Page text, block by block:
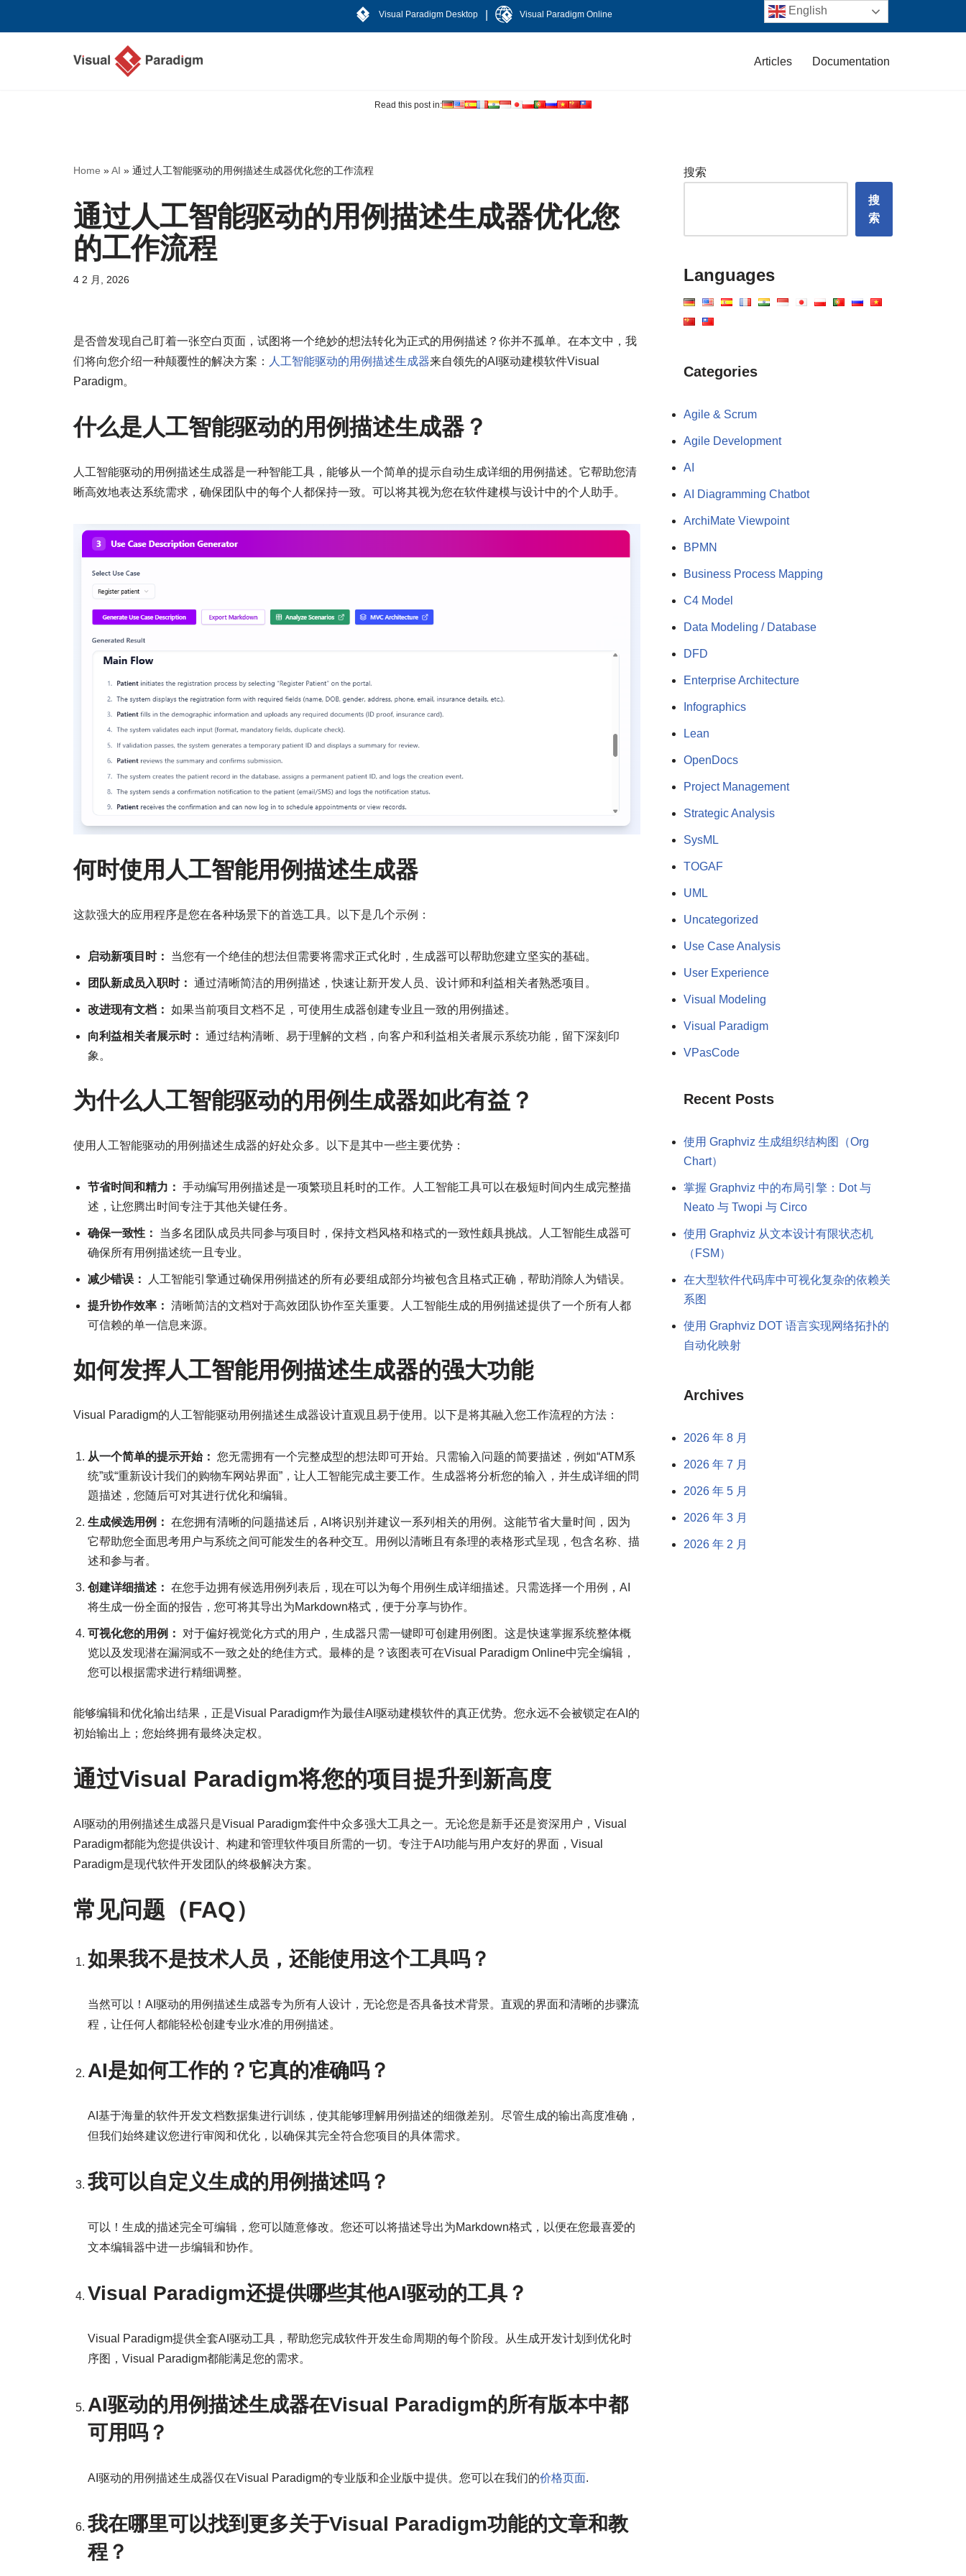
Visual Paradigm Desktop Visual Paradigm Online
Articles Documentation
Read this post in:
Home »AI » 通过人工智能驱动的用例描述生成器优化您的工作流程
通过人工智能驱动的用例描述生成器优化您
的工作流程
4 2 月, 2026
是否曾发现自己盯着一张空白页面，试图将一个绝妙的想法转化为正式的用例描述？你并不孤单。在本文中，我
们将向您介绍一种颠覆性的解决方案：
人工智能驱动的用例描述生成器来自领先的AI驱动建模软件Visual
Paradigm。
什么是人工智能驱动的用例描述生成器？
人工智能驱动的用例描述生成器是一种智能工具，能够从一个简单的提示自动生成详细的用例描述。它帮助您清
晰高效地表达系统需求，确保团队中的每个人都保持一致。可以将其视为您在软件建模与设计中的个人助手。
何时使用人工智能用例描述生成器
这款强大的应用程序是您在各种场景下的首选工具。以下是几个示例：
启动新项目时： 当您有一个绝佳的想法但需要将需求正式化时，生成器可以帮助您建立坚实的基础。
团队新成员入职时： 通过清晰简洁的用例描述，快速让新开发人员、设计师和利益相关者熟悉项目。
改进现有文档： 如果当前项目文档不足，可使用生成器创建专业且一致的用例描述。
向利益相关者展示时： 通过结构清晰、易于理解的文档，向客户和利益相关者展示系统功能，留下深刻印
象。
为什么人工智能驱动的用例生成器如此有益？
使用人工智能驱动的用例描述生成器的好处众多。以下是其中一些主要优势：
节省时间和精力： 手动编写用例描述是一项繁琐且耗时的工作。人工智能工具可以在极短时间内生成完整描
述，让您腾出时间专注于其他关键任务。
确保一致性：
当多名团队成员共同参与项目时，保持文档风格和格式的一致性颇具挑战。人工智能生成器可
确保所有用例描述统一且专业。
减少错误： 人工智能引擎通过确保用例描述的所有必要组成部分均被包含且格式正确，帮助消除人为错误。
提升协作效率： 清晰简洁的文档对于高效团队协作至关重要。人工智能生成的用例描述提供了一个所有人都
可信赖的单一信息来源。
如何发挥人工智能用例描述生成器的强大功能
Visual Paradigm的人工智能驱动用例描述生成器设计直观且易于使用。以下是将其融入您工作流程的方法：
从一个简单的提示开始： 您无需拥有一个完整成型的想法即可开始。只需输入问题的简要描述，例如“ATM系
统”或“重新设计我们的购物车网站界面”，让人工智能完成主要工作。生成器将分析您的输入，并生成详细的問
題描述，您随后可对其进行优化和编辑。
生成候选用例： 在您拥有清晰的问题描述后，AI将识别并建议一系列相关的用例。这能节省大量时间，因为
它帮助您全面思考用户与系统之间可能发生的各种交互。用例以清晰且有条理的表格形式呈现，包含名称、描
述和参与者。
创建详细描述： 在您手边拥有候选用例列表后，现在可以为每个用例生成详细描述。只需选择一个用例，AI
将生成一份全面的报告，您可将其导出为Markdown格式，便于分享与协作。
可视化您的用例：
对于偏好视觉化方式的用户，生成器只需一键即可创建用例图。这是快速掌握系统整体概
览以及发现潜在漏洞或不一致之处的绝佳方式。最棒的是？该图表可在Visual Paradigm Online中完全编辑，
您可以根据需求进行精细调整。
能够编辑和优化输出结果，正是Visual Paradigm作为最佳AI驱动建模软件的真正优势。您永远不会被锁定在AI的
初始输出上；您始终拥有最终决定权。
通过Visual Paradigm将您的项目提升到新高度
AI驱动的用例描述生成器只是Visual Paradigm套件中众多强大工具之一。无论您是新手还是资深用户，Visual
Paradigm都能为您提供设计、构建和管理软件项目所需的一切。专注于AI功能与用户友好的界面，Visual
Paradigm是现代软件开发团队的终极解决方案。
常见问题（FAQ）
如果我不是技术人员，还能使用这个工具吗？
当然可以！AI驱动的用例描述生成器专为所有人设计，无论您是否具备技术背景。直观的界面和清晰的步骤流
程，让任何人都能轻松创建专业水准的用例描述。
AI是如何工作的？它真的准确吗？
AI基于海量的软件开发文档数据集进行训练，使其能够理解用例描述的细微差别。尽管生成的输出高度准确，
但我们始终建议您进行审阅和优化，以确保其完全符合您项目的具体需求。
我可以自定义生成的用例描述吗？
可以！生成的描述完全可编辑，您可以随意修改。您还可以将描述导出为Markdown格式，以便在您最喜爱的
文本编辑器中进一步编辑和协作。
Visual Paradigm还提供哪些其他AI驱动的工具？
Visual Paradigm提供全套AI驱动工具，帮助您完成软件开发生命周期的每个阶段。从生成开发计划到优化时
序图，Visual Paradigm都能满足您的需求。
AI驱动的用例描述生成器在Visual Paradigm的所有版本中都
可用吗？
AI驱动的用例描述生成器仅在Visual Paradigm的专业版和企业版中提供。您可以在我们的价格页面.
我在哪里可以找到更多关于Visual Paradigm功能的文章和教
程？
搜索
搜
索
Languages
Categories
Agile & Scrum
Agile Development
AI
AI Diagramming Chatbot
ArchiMate Viewpoint
BPMN
Business Process Mapping
C4 Model
Data Modeling / Database
DFD
Enterprise Architecture
Infographics
Lean
OpenDocs
Project Management
Strategic Analysis
SysML
TOGAF
UML
Uncategorized
Use Case Analysis
User Experience
Visual Modeling
Visual Paradigm
VPasCode
Recent Posts
使用 Graphviz 生成组织结构图（Org
Chart）
掌握 Graphviz 中的布局引擎：Dot 与
Neato 与 Twopi 与 Circo
使用 Graphviz 从文本设计有限状态机
（FSM）
在大型软件代码库中可视化复杂的依赖关
系图
使用 Graphviz DOT 语言实现网络拓扑的
自动化映射
Archives
2026 年 8 月
2026 年 7 月
2026 年 5 月
2026 年 3 月
2026 年 2 月
English